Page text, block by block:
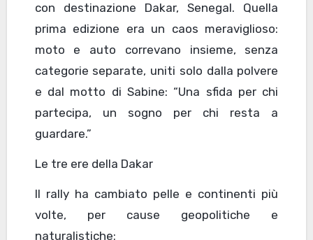
con destinazione Dakar, Senegal. Quella
prima edizione era un caos meraviglioso:
moto e auto correvano insieme, senza
categorie separate, uniti solo dalla polvere
e dal motto di Sabine: “Una sfida per chi
partecipa, un sogno per chi resta a
guardare.”
Le tre ere della Dakar
Il rally ha cambiato pelle e continenti più
volte, per cause geopolitiche e
naturalistiche: